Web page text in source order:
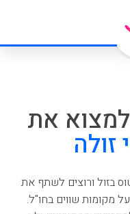
למצוא את
זולה
בזול ורוצים לשתף את
מקומות שווים בחו"ל.